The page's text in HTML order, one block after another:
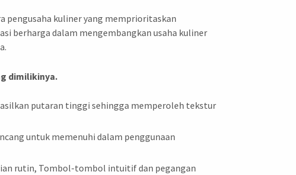
pengusaha kuliner yang memprioritaskan
berharga dalam mengembangkan usaha kuliner
dimilikinya.
putaran tinggi sehingga memperoleh tekstur
untuk memenuhi dalam penggunaan
rutin, Tombol-tombol intuitif dan pegangan